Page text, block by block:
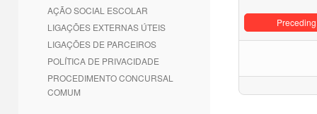
AÇÃO SOCIAL ESCOLAR
LIGAÇÕES EXTERNAS ÚTEIS
LIGAÇÕES DE PARCEIROS
POLÍTICA DE PRIVACIDADE
PROCEDIMENTO CONCURSAL
COMUM